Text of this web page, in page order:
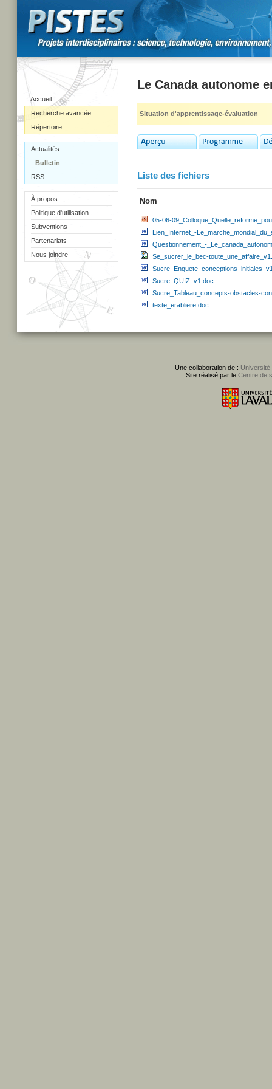
Accueil
Recherche avancée
Répertoire
Actualités
Bulletin
RSS
À propos
Politique d'utilisation
Subventions
Partenariats
Nous joindre
Le Canada autonome
Situation d'apprentissage-évaluation
Liste des fichiers
Nom
05-06-
Lien_Internet_-
Questionnement_-
Se_sucrer_le_bec-
Sucre_QUIZ_v1.doc
Sucre_Tableau_concepts-obstacles-
texte_erabliere.doc
Une collaboration de : Université
Site réalisé par le Centre de